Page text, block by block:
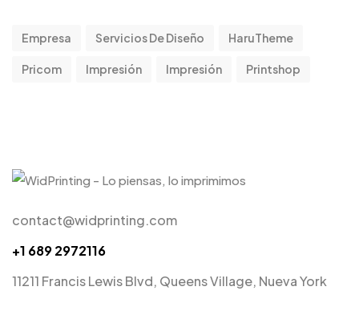
Empresa Servicios De Diseño HaruTheme
Pricom Impresión Impresión Printshop
contact@widprinting.com
+1 689 2972116
11211 Francis Lewis Blvd, Queens Village, Nueva York